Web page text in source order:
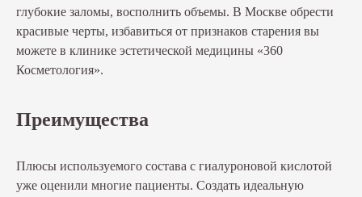
глубокие заломы, восполнить объемы. В Москве обрести
красивые черты, избавиться от признаков старения вы
можете в клинике эстетической медицины «360
Косметология».
Преимущества
Плюсы используемого состава с гиалуроновой кислотой
уже оценили многие пациенты. Создать идеальную